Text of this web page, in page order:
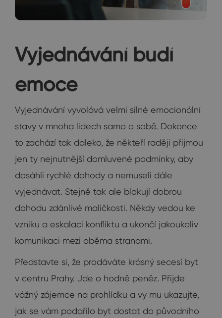
Vyjednávání budí
emoce
Vyjednávání vyvolává velmi silné emocionální
stavy v mnoha lidech samo o sobě. Dokonce
to zachází tak daleko, že někteří raději přijmou
jen ty nejnutnější domluvené podmínky, aby
dosáhli rychlé dohody a nemuseli dále
vyjednávat. Stejně tak ale blokují dobrou
dohodu zdánlivé maličkosti. Někdy vedou ke
vzniku a eskalaci konfliktu a ukončí jakoukoliv
komunikaci mezi oběma stranami.
Představte si, že prodáváte krásný secesí byt
v centru Prahy. Jde o hodně peněz. Přijde
vážný zájemce na prohlídku a vy mu ukazujte,
jak se vám podařilo byt dostat do původního